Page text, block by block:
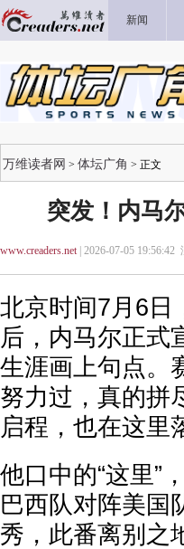
新闻
万维读者网 > 体坛广角 > 正文
突发！内马
www.creaders.net| 2026-07-05 19:56:42
北京时间7月6日
后，内马尔正式
生涯画上句点。
努力过，真的拼
启程，也在这里
他口中的“这里”
巴西队对阵美国
秀，此番离别之